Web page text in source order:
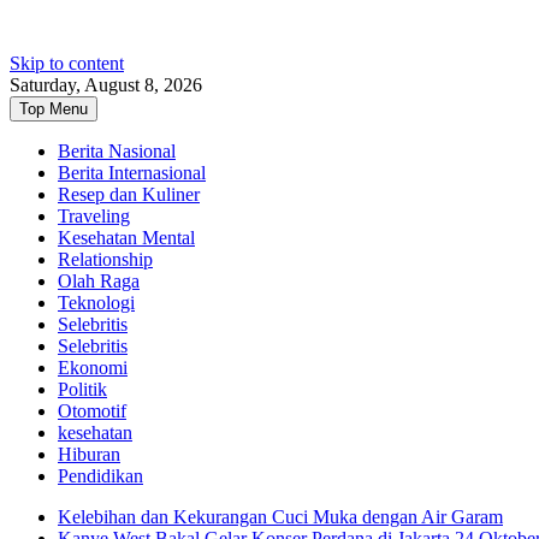
Skip to content
Saturday, August 8, 2026
Top Menu
Berita Nasional
Berita Internasional
Resep dan Kuliner
Traveling
Kesehatan Mental
Relationship
Olah Raga
Teknologi
Selebritis
Selebritis
Ekonomi
Politik
Otomotif
kesehatan
Hiburan
Pendidikan
Kelebihan dan Kekurangan Cuci Muka dengan Air Garam